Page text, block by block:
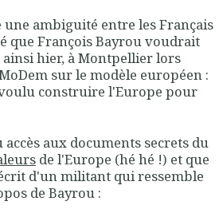
ambiguité entre les Français
que François Bayrou voudrait
hier, à Montpellier lors
sur le modèle européen :
construire l'Europe pour
aux documents secrets du
de l'Europe (hé hé !) et que
d'un militant qui ressemble
de Bayrou :